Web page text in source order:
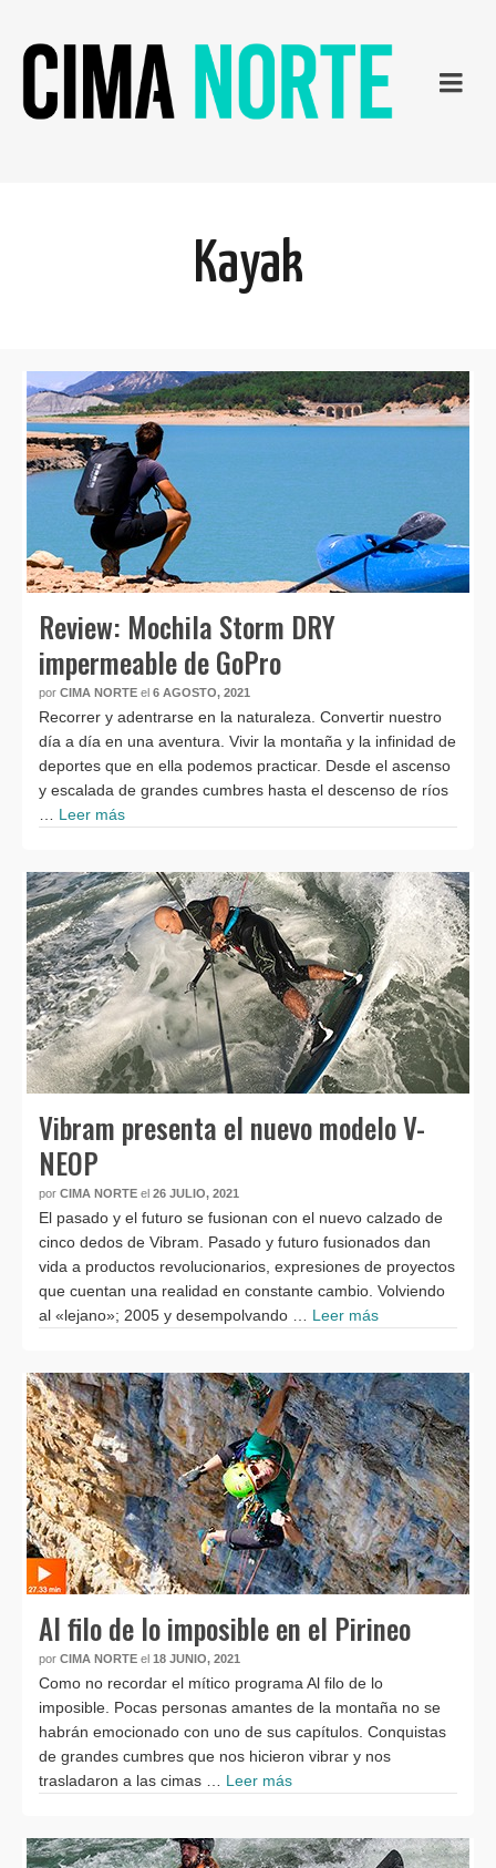
Kayak
Review: Mochila Storm DRY
impermeable de GoPro
por CIMA NORTE el 6 AGOSTO, 2021
Recorrer y adentrarse en la naturaleza. Convertir nuestro
día a día en una aventura. Vivir la montaña y la infinidad de
deportes que en ella podemos practicar. Desde el ascenso
y escalada de grandes cumbres hasta el descenso de ríos
Leer más
Vibram presenta el nuevo modelo V-
NEOP
por CIMA NORTE el 26 JULIO, 2021
El pasado y el futuro se fusionan con el nuevo calzado de
cinco dedos de Vibram. Pasado y futuro fusionados dan
vida a productos revolucionarios, expresiones de proyectos
que cuentan una realidad en constante cambio. Volviendo
al «lejano»; 2005 y desempolvando … Leer más
Al filo de lo imposible en el Pirineo
por CIMA NORTE el 18 JUNIO, 2021
Como no recordar el mítico programa Al filo de lo
imposible. Pocas personas amantes de la montaña no se
habrán emocionado con uno de sus capítulos. Conquistas
de grandes cumbres que nos hicieron vibrar y nos
trasladaron a las cimas … Leer más